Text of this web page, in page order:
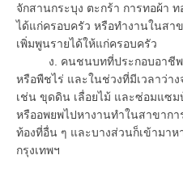
จักสานกระบุง ตะกร้า การทอผ้า ท
ได้แก่ครอบครัว หรือทำงานในสา
เพิ่มพูนรายได้ให้แก่ครอบครัว
ง. คนชนบทที่ประกอบอาชีพท
หรือพืชไร่ และในช่วงที่มีเวลาว่าง
เช่น ขุดดิน เลื่อยไม้ และซ่อมแซ
หรืออพยพไปหางานทำในสาขากา
ท้องที่อื่น ๆ และบางส่วนก็เข้ามาห
กรุงเทพฯ